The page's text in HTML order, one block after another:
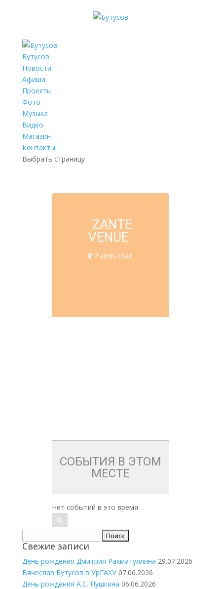
Бутусов
Новости
Афиша
Проекты
Фото
Музыка
Видео
Магазин
Контакты
Выбрать страницу
ZANTE
VENUE
Platres road
СОБЫТИЯ В ЭТОМ
МЕСТЕ
Нет событий в это время
Свежие записи
День рождения Дмитрия Рахматуллина 29.07.2026
Вячеслав Бутусов в УрГАХУ 07.06.2026
День рождения А.С. Пушкина 06.06.2026